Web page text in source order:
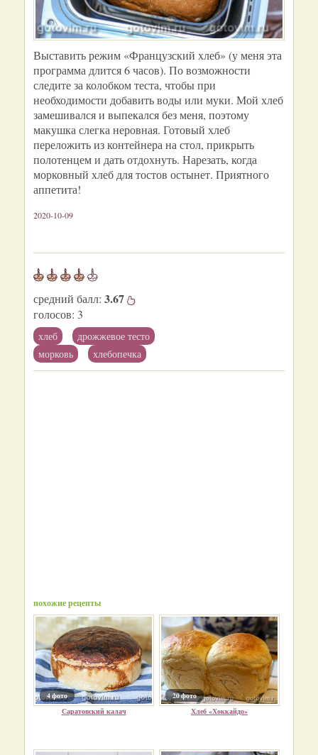
Выставить режим «Французский хлеб» (у меня эта
программа длится 6 часов). По возможности
следите за колобком теста, чтобы при
необходимости добавить воды или муки. Мой хлеб
замешивался и выпекался без меня, поэтому
макушка слегка неровная. Готовый хлеб
переложить из контейнера на стол, прикрыть
полотенцем и дать отдохнуть. Нарезать, когда
морковный хлеб для тостов остынет. Приятного
аппетита!
2020-10-09
средний балл: 3.67
голосов: 3
хлеб
дрожжевое тесто
морковь
хлебопечка
похожие рецепты
4 фото
Саратовский калач
20 фото
Хлеб «Хоккайдо»